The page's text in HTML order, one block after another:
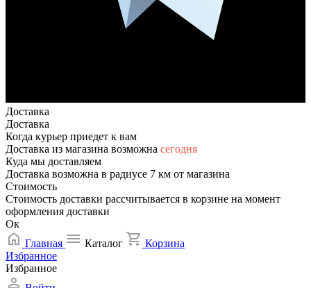
Доставка
Доставка
Когда курьер приедет к вам
Доставка из магазина возможна сегодня
Куда мы доставляем
Доставка возможна в радиусе 7 км от магазина
Стоимость
Стоимость доставки рассчитывается в корзине на момент
оформления доставки
Ок
Главная
Каталог
Корзина
Избранное
Избранное